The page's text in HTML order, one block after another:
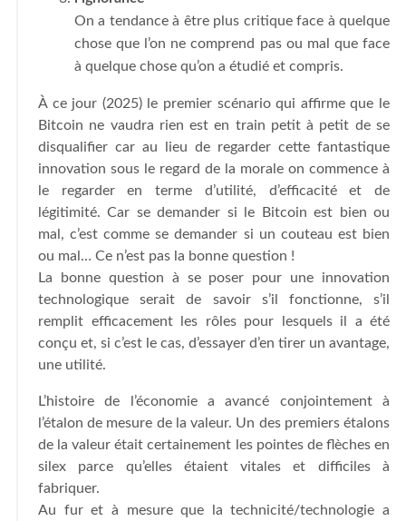
On a tendance à être plus critique face à quelque
chose que l’on ne comprend pas ou mal que face
à quelque chose qu’on a étudié et compris.
À ce jour (2025) le premier scénario qui affirme que le
Bitcoin ne vaudra rien est en train petit à petit de se
disqualifier car au lieu de regarder cette fantastique
innovation sous le regard de la morale on commence à
le regarder en terme d’utilité, d’efficacité et de
légitimité. Car se demander si le Bitcoin est bien ou
mal, c’est comme se demander si un couteau est bien
ou mal… Ce n’est pas la bonne question !
La bonne question à se poser pour une innovation
technologique serait de savoir s’il fonctionne, s’il
remplit efficacement les rôles pour lesquels il a été
conçu et, si c’est le cas, d’essayer d’en tirer un avantage,
une utilité.
L’histoire de l’économie a avancé conjointement à
l’étalon de mesure de la valeur. Un des premiers étalons
de la valeur était certainement les pointes de flèches en
silex parce qu’elles étaient vitales et difficiles à
fabriquer.
Au fur et à mesure que la technicité/technologie a